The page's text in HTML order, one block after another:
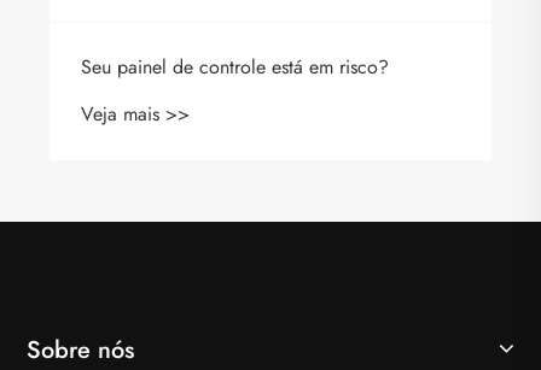
Seu painel de controle está em risco?
Veja mais >>
Sobre nós